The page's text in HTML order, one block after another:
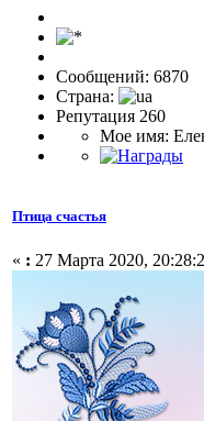
Сообщений: 6870
Страна:
Репутация 260
Мое имя:
Птица счастья
« : 27 Марта 2020,